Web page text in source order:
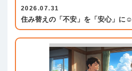
2026.07.31
住み替えの「不安」を「安心」に☺️